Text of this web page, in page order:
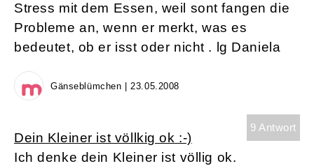
Stress mit dem Essen, weil sont fangen die
Probleme an, wenn er merkt, was es
bedeutet, ob er isst oder nicht . lg Daniela
Gänseblümchen | 23.05.2008
9 Antwort
Dein Kleiner ist völlkig ok :-)
Ich denke dein Kleiner ist völlig ok.